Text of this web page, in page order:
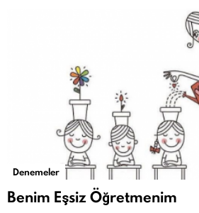
Denemeler
Benim Eşsiz Öğretmenim